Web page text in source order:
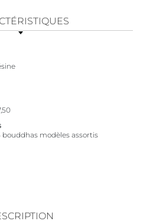
bouddhas modèles assortis